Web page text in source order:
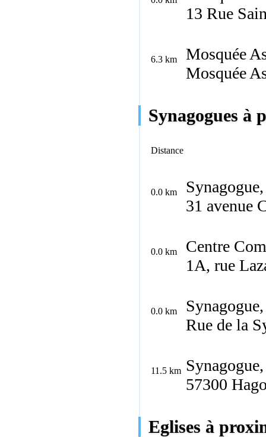
13 Rue
6.3 km
Mosquée
Mosquée
Synagogues à
Distance
0.0 km
31 avenue
0.0 km
Centre
1A, rue
0.0 km
Rue de la
11.5 km
57300
Eglises à